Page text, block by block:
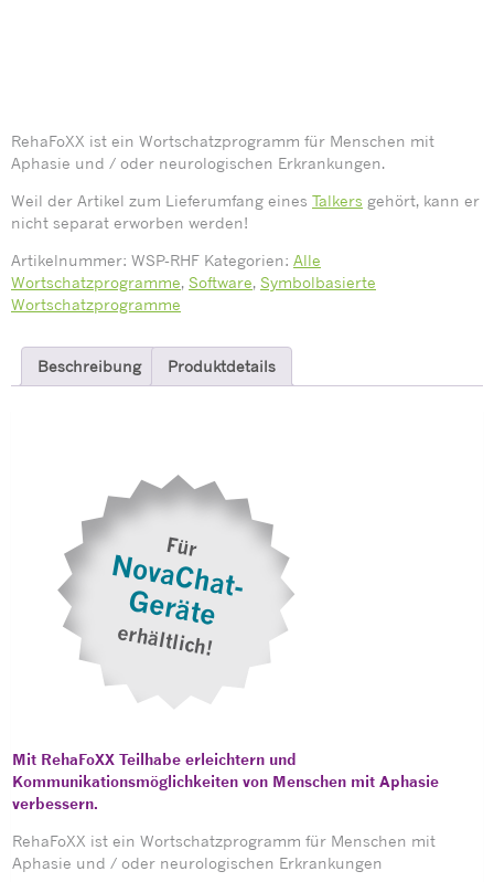
RehaFoXX ist ein Wortschatzprogramm für Menschen mit
Aphasie und / oder neurologischen Erkrankungen.
Weil der Artikel zum Lieferumfang eines Talkers gehört, kann er
nicht separat erworben werden!
Artikelnummer: WSP-RHF Kategorien: Alle
Wortschatzprogramme, Software, Symbolbasierte
Wortschatzprogramme
Beschreibung Produktdetails
Mit RehaFoXX Teilhabe erleichtern und
Kommunikationsmöglichkeiten von Menschen mit Aphasie
verbessern.
RehaFoXX ist ein Wortschatzprogramm für Menschen mit
Aphasie und / oder neurologischen Erkrankungen